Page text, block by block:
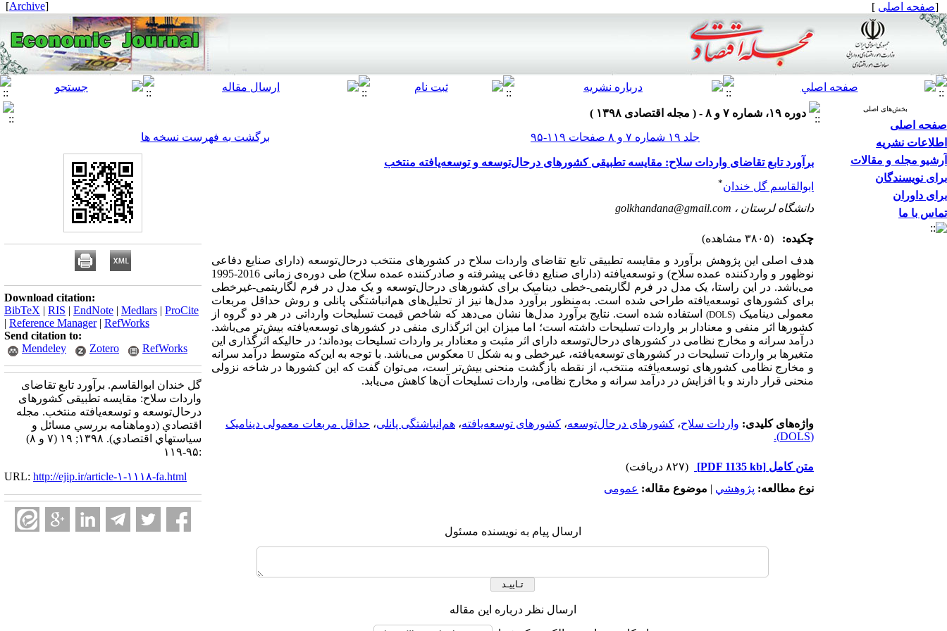
[صفحه اصلی ]
[
Archive
]
بخش‌های اصلی
صفحه اصلی
اطلاعات نشریه
آرشیو مجله و مقالات
برای نویسندگان
برای داوران
تماس با ما
دوره ۱۹، شماره ۷ و ۸ - ( مجله اقتصادی ۱۳۹۸ )
جلد ۱۹ شماره ۷ و ۸ صفحات ۱۱۹-۹۵
برگشت به فهرست نسخه ها
برآورد تابع تقاضای واردات سلاح: مقایسه تطبیقی کشورهای درحال‌توسعه و توسعه‌یافته منتخب
ابوالقاسم گل خندان*
دانشگاه لرستان ، golkhandana@gmail.com
چکیده:
(۳۸۰۵ مشاهده)
هدف اصلی این پژوهش برآورد و مقایسه تطبیقی تابع تقاضای واردات سلاح در کشورهای منتخب درحال‌توسعه (دارای صنایع دفاعی
نوظهور و واردکننده عمده سلاح) و توسعه‌یافته (دارای صنایع دفاعی پیشرفته و صادرکننده عمده سلاح) طی دوره‌ی زمانی 2016-1995
می‌باشد. در این راستا، یک مدل در فرم لگاریتمی-خطی دینامیک برای کشورهای درحال‌توسعه و یک مدل در فرم لگاریتمی-غیرخطی
برای کشورهای توسعه‌یافته طراحی شده است. به‌منظور برآورد مدل‌ها نیز از تحلیل‌های هم‌انباشتگی پانلی و روش حداقل مربعات
معمولی دینامیک (DOLS)
استفاده شده است. نتایج برآورد مدل‌ها نشان می‌دهد که شاخص قیمت تسلیحات وارداتی در هر دو گروه از
کشورها اثر منفی و معنادار بر واردات تسلیحات داشته است؛ اما میزان این اثرگذاری منفی در کشورهای توسعه‌یافته بیش‌تر می‌باشد.
درآمد سرانه و مخارج نظامی در کشورهای درحال‌توسعه دارای اثر مثبت و معنادار بر واردات تسلیحات بوده‌اند؛ در حالیکه اثرگذاری این
متغیرها بر واردات تسلیحات در کشورهای توسعه‌یافته، غیرخطی و به شکل U معکوس می‌باشد. با توجه به این‌که متوسط درآمد سرانه
و مخارج نظامی کشورهای توسعه‌یافته منتخب، از نقطه بازگشت منحنی بیش‌تر است، می‌توان گفت که این کشورها در شاخه نزولی
منحنی قرار دارند و با افزایش در درآمد سرانه و مخارج نظامی، واردات تسلیحات آن‌ها کاهش می‌یابد.
واژه‌های کلیدی: واردات سلاح، کشورهای درحال‌توسعه، کشورهای توسعه‌یافته، هم‌انباشتگی پانلی، حداقل مربعات معمولی دینامیک
(DOLS).
متن کامل [PDF 1135 kb]
(۸۲۷ دریافت)
نوع مطالعه: پژوهشي | موضوع مقاله: عمومى
ارسال پیام به نویسنده مسئول
ارسال نظر درباره این مقاله
Download citation:
BibTeX | RIS | EndNote | Medlars | ProCite
| Reference Manager| RefWorks
Send citation to:
Mendeley
Zotero RefWorks
گل خندان ابوالقاسم. برآورد تابع تقاضای
واردات سلاح: مقایسه تطبیقی کشورهای
درحال‌توسعه و توسعه‌یافته منتخب. مجله
اقتصادي (دوماهنامه بررسي مسائل و
سياستهاي اقتصادي). ۱۳۹۸; ۱۹ (۷ و ۸)
:۹۵-۱۱۹
URL: http://ejip.ir/article-۱-۱۱۱۸-fa.html